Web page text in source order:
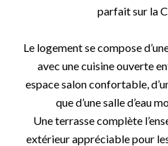
parfait sur la
Le logement se compose
avec une cuisine ouverte
espace salon confortable,
que d’une salle d’eau
Une terrasse complète
extérieur appréciable pour